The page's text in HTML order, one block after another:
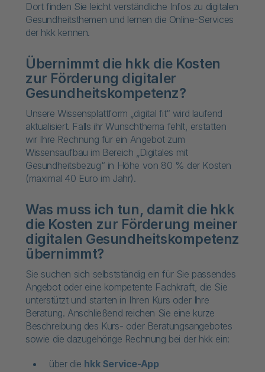
Dort finden Sie leicht verständliche Infos zu digitalen
Gesundheitsthemen und lernen die Online-Services
der hkk kennen.
Übernimmt die hkk die Kosten
zur Förderung digitaler
Gesundheitskompetenz?
Unsere Wissensplattform „digital fit“ wird laufend
aktualisiert. Falls ihr Wunschthema fehlt, erstatten
wir Ihre Rechnung für ein Angebot zum
Wissensaufbau im Bereich „Digitales mit
Gesundheitsbezug“ in Höhe von 80 % der Kosten
(maximal 40 Euro im Jahr).
Was muss ich tun, damit die hkk
die Kosten zur Förderung meiner
digitalen Gesundheitskompetenz
übernimmt?
Sie suchen sich selbstständig ein für Sie passendes
Angebot oder eine kompetente Fachkraft, die Sie
unterstützt und starten in Ihren Kurs oder Ihre
Beratung. Anschließend reichen Sie eine kurze
Beschreibung des Kurs- oder Beratungsangebotes
sowie die dazugehörige Rechnung bei der hkk ein:
über die hkk Service-App